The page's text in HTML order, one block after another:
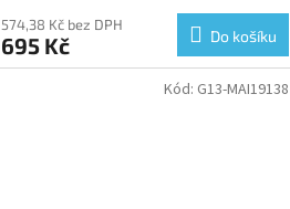
574,38 Kč bez DPH
695 Kč Do košíku
Kód: G13-MAI19138